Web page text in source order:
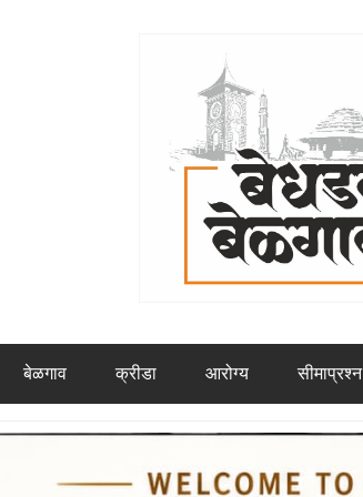
बेळगाव क्रीडा आरोग्य सीमाप्रश्न